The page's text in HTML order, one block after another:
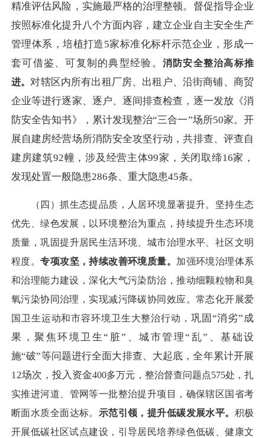
精准评估风险，实施最严格的治理整顿。督促指导企业
按照标准化提升八个方面内容，建立企业自主安全生产
管理体系，培植打造5家标准化标杆示范企业，形成一
套可借鉴、可复制的典型经验。 消防安全整治高标推
进。 对辖区内所有出租厂房、出租户、沿街商铺、商贸
企业等进行逐家、逐户、逐间排查检查，逐一发放《消
防安全告知书》，累计发现整治“三合一”场所50家。开
展自建房经营场所消防安全攻坚行动，共排查、评查自
建房建筑92幢，涉及经营主体99家，关闭取缔16家，
发现处置一般隐患286条、重大隐患45条。
（四）抓生态提品质，人居环境显著提升。 坚持生态
优先、绿色发展， 以环境整治为重点，持续提升生态环境
质量，巩固提升居民生活环境、城市治理水平、社区文明
程度。专项攻坚，持续改善环境质量。 加强环境治理体系
和治理能力建设，深化大气污染防治，推动细颗粒物和臭
氧污染协同治理，实现减污降碳协同效应。 常态化开展爱
国卫生运动和市容环境卫生大整治行动， 巩固 “消劣”成
果， 聚焦环境卫生 “脏”、城市管理“乱”、基础设
施“破”等问题进行全面大排查、大起底，全年累计开展
12场次，投入资金400多万元，整治督查问题点575处，扎
实推进河道 、管网等一批整治提升项目，确保辖区国省考
断面水质全面达标。 示范引领，提升低碳发展水平。 积极
开展低碳社区试点建设，引导居民培养绿色低碳、健康文